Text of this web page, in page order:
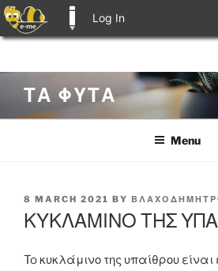
Log In
content
ΤΑ ΦΥΤΑ
Menu
POSTED
ON
8 MARCH 2021 BY
ΚΥΚΛΑΜΙΝΟ ΤΗΣ
To κυκλάμινο της υπαίθρου